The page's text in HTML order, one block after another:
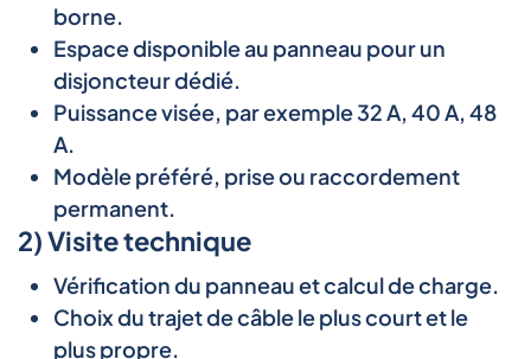
borne.
Espace disponible au panneau pour un
disjoncteur dédié.
Puissance visée, par exemple 32 A, 40 A, 48
A.
Modèle préféré, prise ou raccordement
permanent.
2) Visite technique
Vérification du panneau et calcul de charge.
Choix du trajet de câble le plus court et le
plus propre.